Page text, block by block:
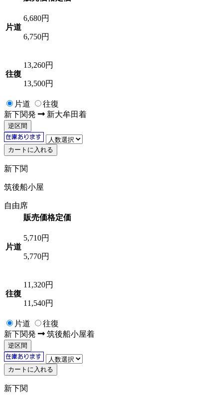
片道
6,680円
6,750円
往復
13,260円
13,500円
片道
往復
新下関発 新大牟田着
逆区間
新下関
筑後船小屋
自由席
販売価格定価
片道
5,710円
5,770円
往復
11,320円
11,540円
片道
往復
新下関発 筑後船小屋着
逆区間
新下関